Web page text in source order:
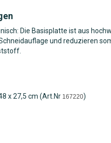
Die Basisplatte ist aus
und reduzieren
x 27,5 cm (Art.Nr 167220)